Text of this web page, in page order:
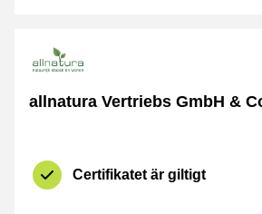
allnatura Vertriebs GmbH &
Certifikatet är giltigt